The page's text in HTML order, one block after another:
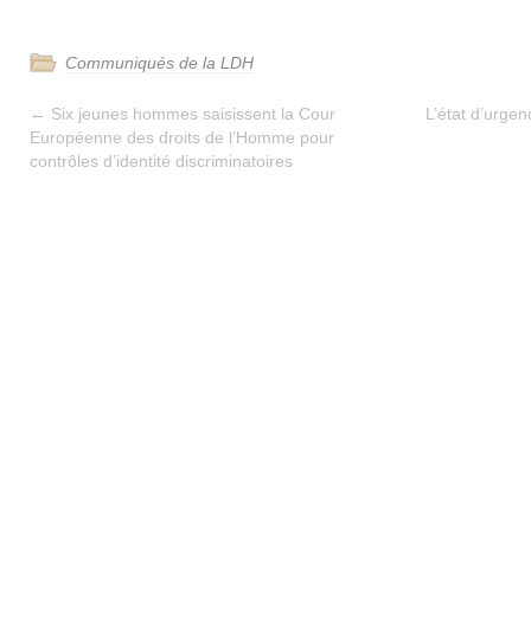
Communiqués de la LDH
← Six jeunes hommes saisissent la Cour
Européenne des droits de l’Homme pour
contrôles d’identité discriminatoires
L’état